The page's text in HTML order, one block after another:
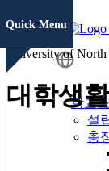
Quick Menu
학생정보
시스템
증명서발급
학교
설
총
University of
대학생활